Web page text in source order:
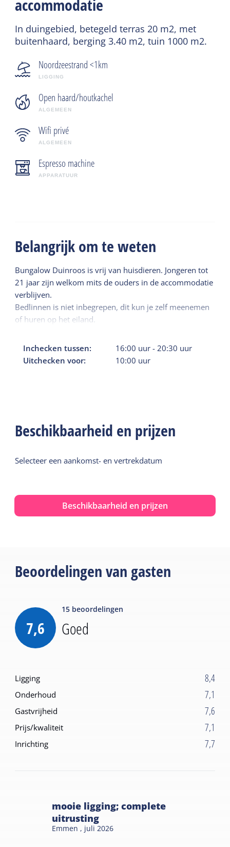
accommodatie
In duingebied, betegeld terras 20 m2, met
buitenhaard, berging 3.40 m2, tuin 1000 m2.
Noordzeestrand <1km
LIGGING
Open haard/houtkachel
ALGEMEEN
Wifi privé
ALGEMEEN
Espresso machine
APPARATUUR
Belangrijk om te weten
Bungalow Duinroos is vrij van huisdieren. Jongeren tot
21 jaar zijn welkom mits de ouders in de accommodatie
verblijven.
Bedlinnen is niet inbegrepen, dit kun je zelf meenemen
of huren op het eiland.
Inchecken tussen: 16:00 uur - 20:30 uur
Uitchecken voor:
10:00 uur
Beschikbaarheid en prijzen
Selecteer een aankomst- en vertrekdatum
Beschikbaarheid en prijzen
Beoordelingen van gasten
7,6
15 beoordelingen
Goed
Ligging 8,4
Onderhoud 7,1
Gastvrijheid 7,6
Prijs/kwaliteit 7,1
Inrichting 7,7
mooie ligging; complete
uitrusting
Emmen , juli 2026